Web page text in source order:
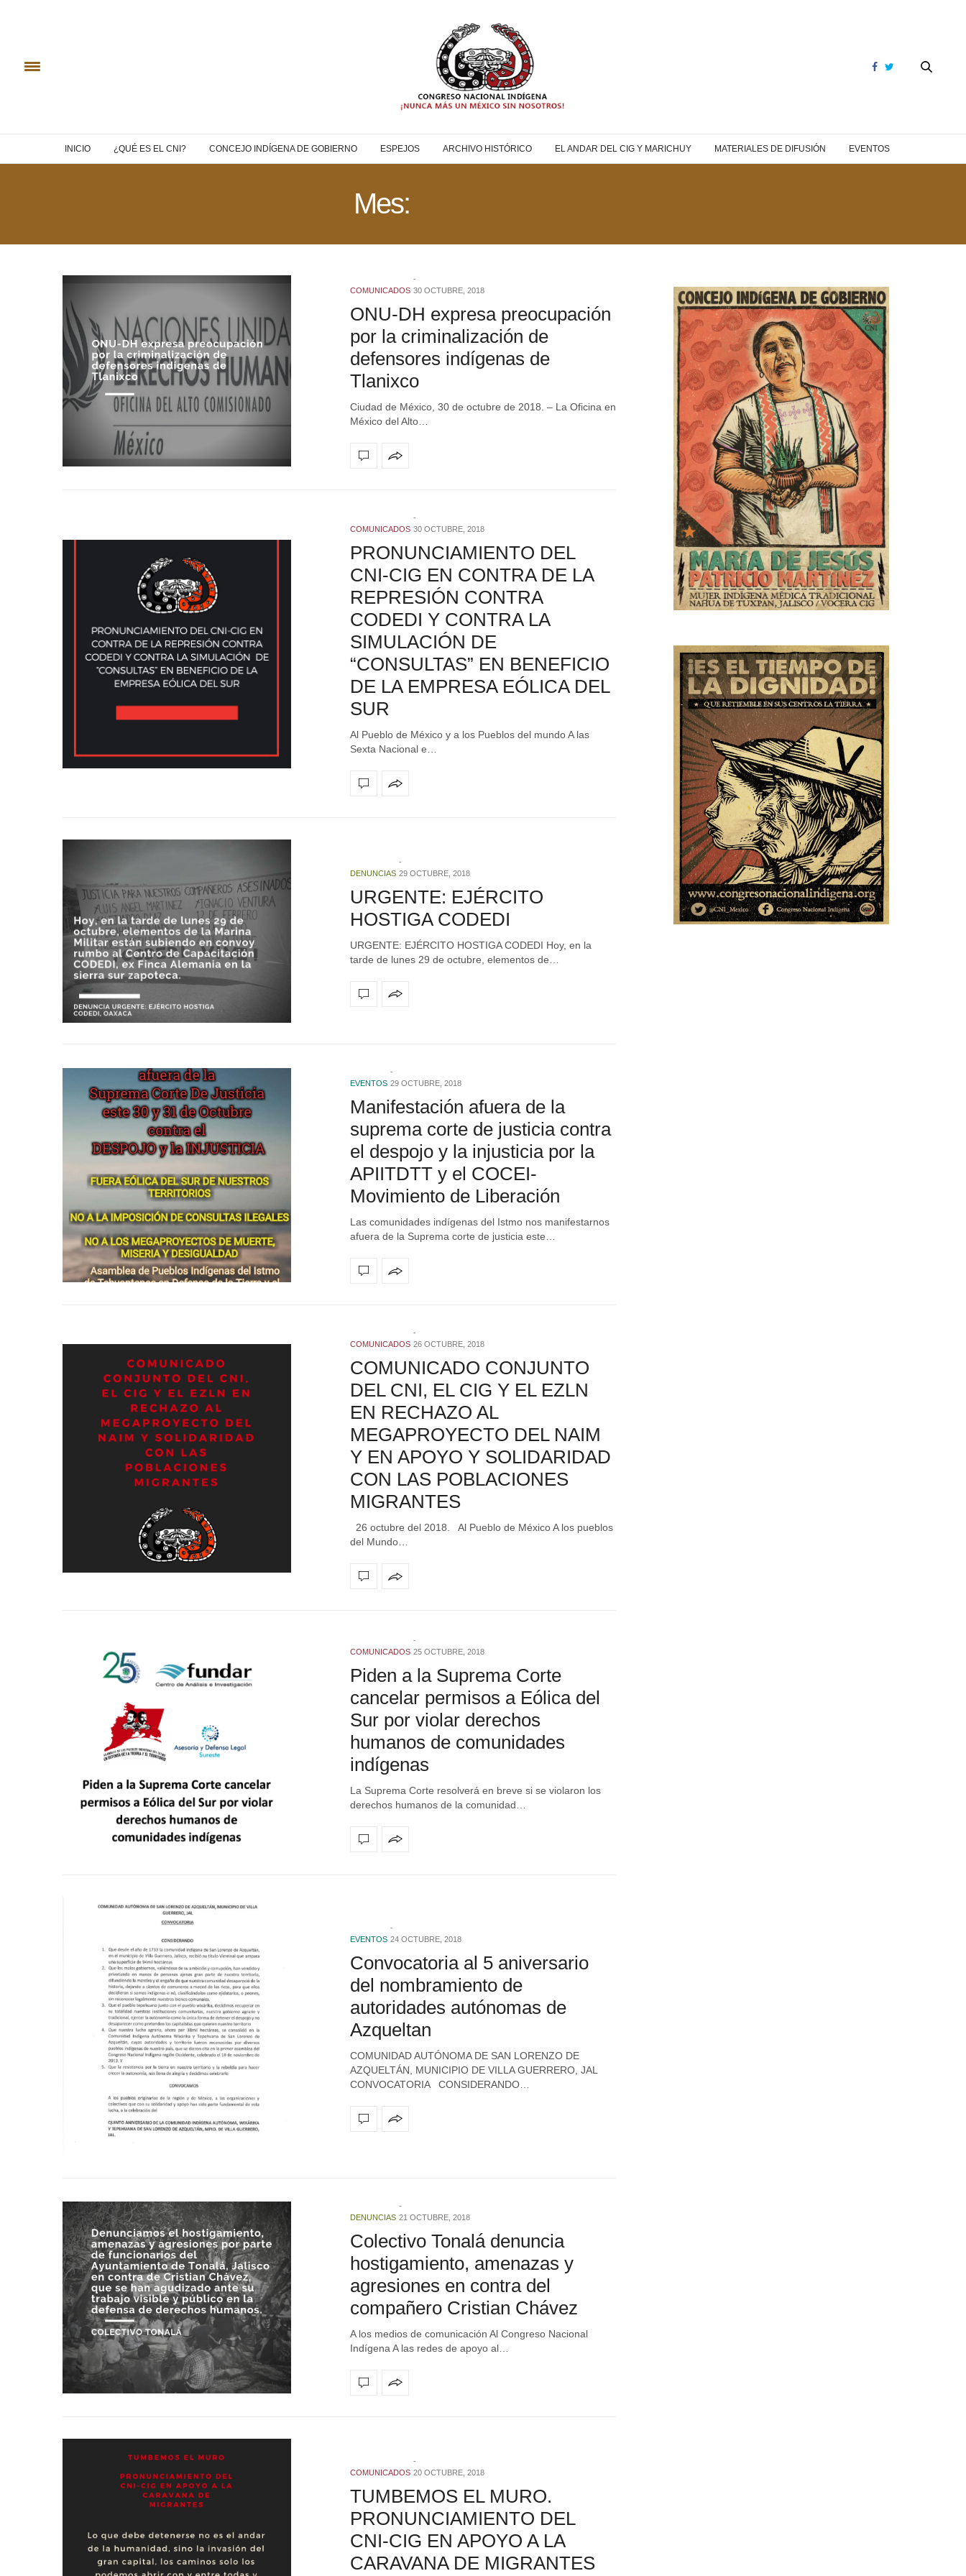
INICIO ¿QUÉ ES EL CNI? CONCEJO INDÍGENA DE GOBIERNO ESPEJOS ARCHIVO HISTÓRICO EL ANDAR DEL CIG Y MARICHUY MATERIALES DE DIFUSIÓN EVENTOS
Mes:
COMUNICADOS 30 OCTUBRE, 2018
ONU-DH expresa preocupación
por la criminalización de
defensores indígenas de
Tlanixco
Ciudad de México, 30 de octubre de 2018. – La Oficina en
México del Alto…
COMUNICADOS 30 OCTUBRE, 2018
PRONUNCIAMIENTO DEL
CNI-CIG EN CONTRA DE LA
REPRESIÓN CONTRA
CODEDI Y CONTRA LA
SIMULACIÓN DE
“CONSULTAS” EN BENEFICIO
DE LA EMPRESA EÓLICA DEL
SUR
Al Pueblo de México y a los Pueblos del mundo A las
Sexta Nacional e…
DENUNCIAS 29 OCTUBRE, 2018
URGENTE: EJÉRCITO
HOSTIGA CODEDI
URGENTE: EJÉRCITO HOSTIGA CODEDI Hoy, en la
tarde de lunes 29 de octubre, elementos de…
EVENTOS 29 OCTUBRE, 2018
Manifestación afuera de la
suprema corte de justicia contra
el despojo y la injusticia por la
APIITDTT y el COCEI-
Movimiento de Liberación
Las comunidades indígenas del Istmo nos manifestarnos
afuera de la Suprema corte de justicia este…
COMUNICADOS 26 OCTUBRE, 2018
COMUNICADO CONJUNTO
DEL CNI, EL CIG Y EL EZLN
EN RECHAZO AL
MEGAPROYECTO DEL NAIM
Y EN APOYO Y SOLIDARIDAD
CON LAS POBLACIONES
MIGRANTES
26 octubre del 2018. Al Pueblo de México A los pueblos
del Mundo…
COMUNICADOS 25 OCTUBRE, 2018
Piden a la Suprema Corte
cancelar permisos a Eólica del
Sur por violar derechos
humanos de comunidades
indígenas
La Suprema Corte resolverá en breve si se violaron los
derechos humanos de la comunidad…
EVENTOS 24 OCTUBRE, 2018
Convocatoria al 5 aniversario
del nombramiento de
autoridades autónomas de
Azqueltan
COMUNIDAD AUTÓNOMA DE SAN LORENZO DE
AZQUELTÁN, MUNICIPIO DE VILLA GUERRERO, JAL
CONVOCATORIA CONSIDERANDO…
DENUNCIAS 21 OCTUBRE, 2018
Colectivo Tonalá denuncia
hostigamiento, amenazas y
agresiones en contra del
compañero Cristian Chávez
A los medios de comunicación Al Congreso Nacional
Indígena A las redes de apoyo al…
COMUNICADOS 20 OCTUBRE, 2018
TUMBEMOS EL MURO.
PRONUNCIAMIENTO DEL
CNI-CIG EN APOYO A LA
CARAVANA DE MIGRANTES